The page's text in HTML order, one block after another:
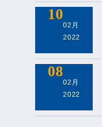
10
02月
2022
08
02月
2022